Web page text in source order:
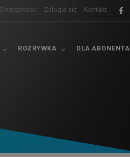
Dostępność Zaloguj się Kontakt
ROZRYWKA DLA ABONENTA